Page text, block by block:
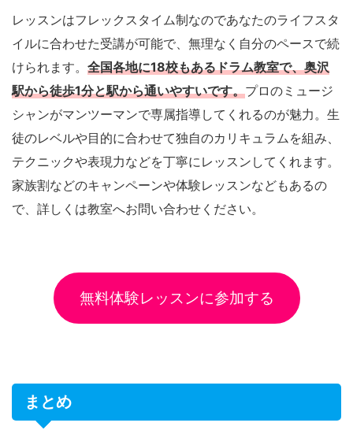
レッスンはフレックスタイム制なのであなたのライフスタ
イルに合わせた受講が可能で、無理なく自分のペースで続
けられます。 全国各地に18校もあるドラム教室で、奥沢
駅から徒歩1分と駅から通いやすいです。プロのミュージ
シャンがマンツーマンで専属指導してくれるのが魅力。生
徒のレベルや目的に合わせて独自のカリキュラムを組み、
テクニックや表現力などを丁寧にレッスンしてくれます。
家族割などのキャンペーンや体験レッスンなどもあるの
で、詳しくは教室へお問い合わせください。
無料体験レッスンに参加する
まとめ